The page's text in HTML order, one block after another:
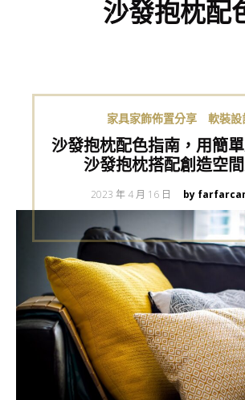
沙發抱枕配
家具家飾佈置分享 軟裝設
沙發抱枕配色指南，用簡
沙發抱枕搭配創造空
Posted
2023 年 4 月 16 日 by